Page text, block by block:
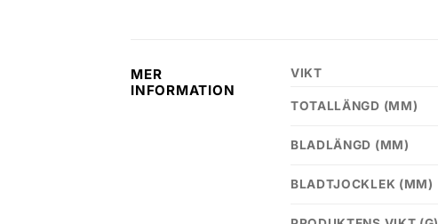
MER
INFORMATION
VIKT
TOTALLÄNGD (MM)
BLADLÄNGD (MM)
BLADTJOCKLEK (MM)